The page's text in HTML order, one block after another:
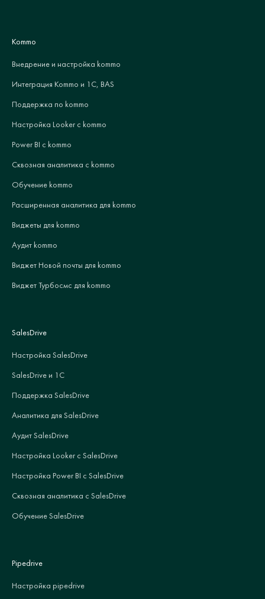
Kommo
Внедрение и настройка kommo
Интеграция Kommo и 1С, BAS
Поддержка по kommo
Настройка Looker с kommo
Power BI с kommo
Сквозная аналитика с kommo
Обучение kommo
Расширенная аналитика для kommo
Виджеты для kommo
Аудит kommo
Виджет Новой почты для kommo
Виджет Турбосмс для kommo
SalesDrive
Настройка SalesDrive
SalesDrive и 1С
Поддержка SalesDrive
Аналитика для SalesDrive
Аудит SalesDrive
Настройка Looker с SalesDrive
Настройка Power BI с SalesDrive
Сквозная аналитика с SalesDrive
Обучение SalesDrive
Pipedrive
Настройка pipedrive